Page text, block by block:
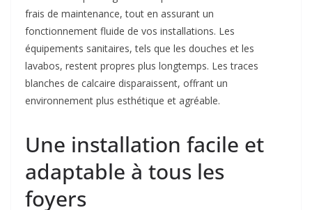
frais de maintenance, tout en assurant un
fonctionnement fluide de vos installations. Les
équipements sanitaires, tels que les douches et les
lavabos, restent propres plus longtemps. Les traces
blanches de calcaire disparaissent, offrant un
environnement plus esthétique et agréable.
Une installation facile et
adaptable à tous les
foyers